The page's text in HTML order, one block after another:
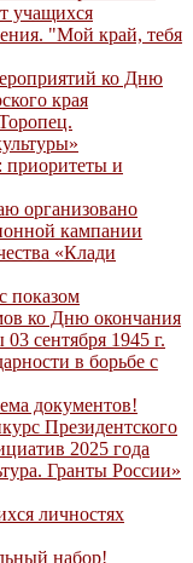
учащихся
"Мой край, тебя
ко Дню
края
приоритеты и
организовано
кампании
«Клади
показом
ко Дню окончания
сентября 1945 г.
в борьбе с
документов!
Президентского
2025 года
Гранты России»
личностях
набор!